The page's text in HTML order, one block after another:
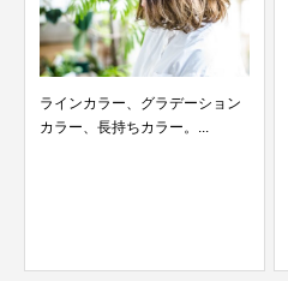
ラインカラー、グラデーション
カラー、長持ちカラー。...